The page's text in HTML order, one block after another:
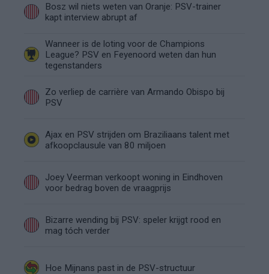
Bosz wil niets weten van Oranje: PSV-trainer
kapt interview abrupt af
Wanneer is de loting voor de Champions
League? PSV en Feyenoord weten dan hun
tegenstanders
Zo verliep de carrière van Armando Obispo bij
PSV
Ajax en PSV strijden om Braziliaans talent met
afkoopclausule van 80 miljoen
Joey Veerman verkoopt woning in Eindhoven
voor bedrag boven de vraagprijs
Bizarre wending bij PSV: speler krijgt rood en
mag tóch verder
Hoe Mijnans past in de PSV-structuur